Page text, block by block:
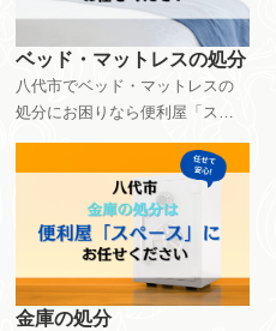
問い合わせください。
ベッド・マットレスの処分
八代市でベッド・マットレスの
処分にお困りなら便利屋「スペ
ド・マットレスの処分は8,800円
～で対応できます。大きさや作
業環境、ご依頼内容などによっ
て料金設定が異なります。ご相
軽にお問い合わせください。
金庫の処分